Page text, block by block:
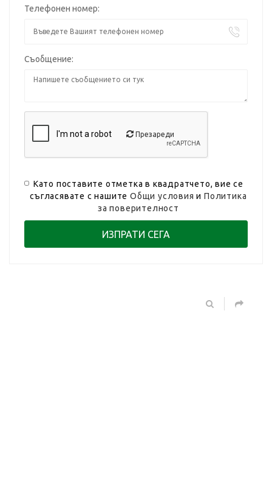
Телефонен номер:
Съобщение:
Презареди
Като поставите отметка в квадратчето, вие се
съгласявате с нашитеОбщи условия иПолитика
за поверителност